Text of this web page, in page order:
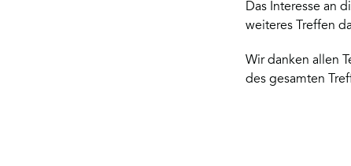
Das Interesse an
weiteres Treffen
Wir danken allen
des gesamten